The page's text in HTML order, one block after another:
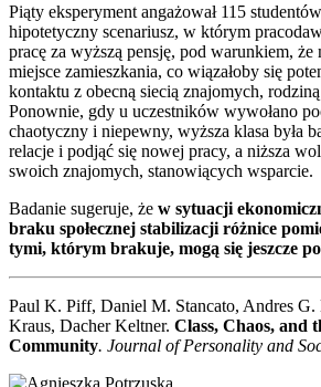
Piąty eksperyment angażował 115
hipotetyczny scenariusz, w którym
pracę za wyższą pensję, pod warunkiem,
miejsce zamieszkania, co wiązałoby się
kontaktu z obecną siecią znajomych,
Ponownie, gdy u uczestników wywołano
chaotyczny i niepewny, wyższa klasa była
relacje i podjąć się nowej pracy, a niższa
swoich znajomych, stanowiących wsparcie.
Badanie sugeruje, że w sytuacji
braku społecznej stabilizacji różnice
tymi, którym brakuje, mogą się jeszcze
Paul K. Piff, Daniel M. Stancato, Andres
Kraus, Dacher Keltner. Class, Chaos, and
Community. Journal of Personality and